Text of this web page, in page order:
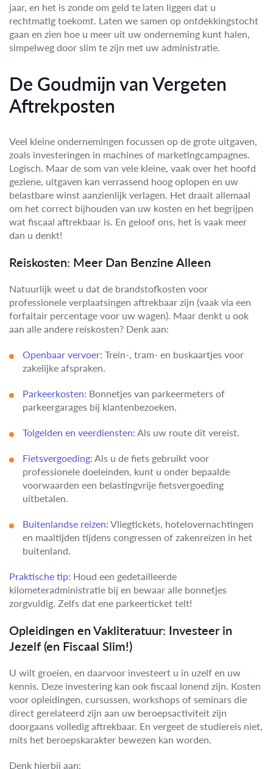
jaar, en het is zonde om geld te laten liggen dat u
rechtmatig toekomt. Laten we samen op ontdekkingstocht
gaan en zien hoe u meer uit uw onderneming kunt halen,
simpelweg door slim te zijn met uw administratie.
De Goudmijn van Vergeten
Aftrekposten
Veel kleine ondernemingen focussen op de grote uitgaven,
zoals investeringen in machines of marketingcampagnes.
Logisch. Maar de som van vele kleine, vaak over het hoofd
geziene, uitgaven kan verrassend hoog oplopen en uw
belastbare winst aanzienlijk verlagen. Het draait allemaal
om het correct bijhouden van uw kosten en het begrijpen
wat fiscaal aftrekbaar is. En geloof ons, het is vaak meer
dan u denkt!
Reiskosten: Meer Dan Benzine Alleen
Natuurlijk weet u dat de brandstofkosten voor
professionele verplaatsingen aftrekbaar zijn (vaak via een
forfaitair percentage voor uw wagen). Maar denkt u ook
aan alle andere reiskosten? Denk aan:
Openbaar vervoer: Trein-, tram- en buskaartjes voor
zakelijke afspraken.
Parkeerkosten: Bonnetjes van parkeermeters of
parkeergarages bij klantenbezoeken.
Tolgelden en veerdiensten: Als uw route dit vereist.
Fietsvergoeding: Als u de fiets gebruikt voor
professionele doeleinden, kunt u onder bepaalde
voorwaarden een belastingvrije fietsvergoeding
uitbetalen.
Buitenlandse reizen: Vliegtickets, hotelovernachtingen
en maaltijden tijdens congressen of zakenreizen in het
buitenland.
Praktische tip: Houd een gedetailleerde
kilometeradministratie bij en bewaar alle bonnetjes
zorgvuldig. Zelfs dat ene parkeerticket telt!
Opleidingen en Vakliteratuur: Investeer in
Jezelf (en Fiscaal Slim!)
U wilt groeien, en daarvoor investeert u in uzelf en uw
kennis. Deze investering kan ook fiscaal lonend zijn. Kosten
voor opleidingen, cursussen, workshops of seminars die
direct gerelateerd zijn aan uw beroepsactiviteit zijn
doorgaans volledig aftrekbaar. En vergeet de studiereis niet,
mits het beroepskarakter bewezen kan worden.
Denk hierbij aan: